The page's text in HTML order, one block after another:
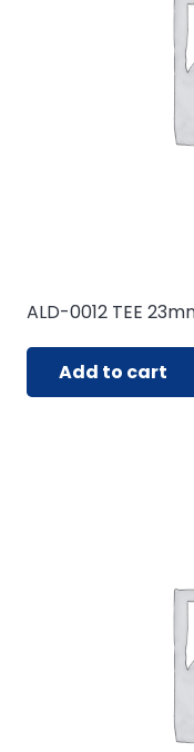
ALD-0012 TEE
Add to cart